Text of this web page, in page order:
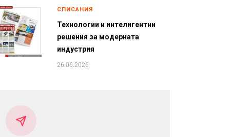
СПИСАНИЯ
Технологии и интелигентни
решения за модерната
индустрия
26.06.2026